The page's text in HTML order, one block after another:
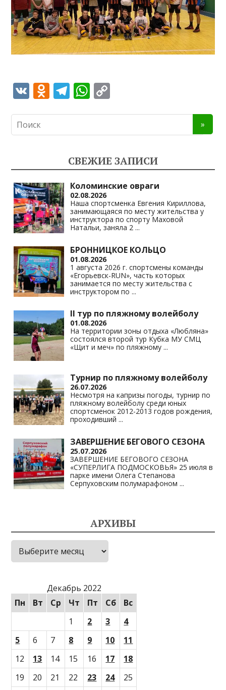
V O
o
as
s
ni
ki
T
gr
a
m
W
s
A
p
p
y
Li
n
k
СВЕЖИЕ ЗАПИСИ
Коломинские овраги
02.08.2026
Наша спортсменка Евгения Кириллова,
занимающаяся по месту жительства у
инструктора по спорту Маховой
Натальи, заняла 2 ...
БРОННИЦКОЕ КОЛЬЦО
01.08.2026
1 августа 2026 г. спортсмены команды
«Егорьевск-RUN», часть которых
занимается по месту жительства с
инструктором по ...
II тур по пляжному волейболу
01.08.2026
На территории зоны отдыха «Любляна»
состоялся второй тур Кубка МУ СМЦ
«Щит и меч» по пляжному ...
Турнир по пляжному волейболу
26.07.2026
Несмотря на капризы погоды, турнир по
пляжному волейболу среди юных
спортсменок 2012-2013 годов рождения,
проходивший ...
ЗАВЕРШЕНИЕ БЕГОВОГО СЕЗОНА
25.07.2026
ЗАВЕРШЕНИЕ БЕГОВОГО СЕЗОНА
«СУПЕРЛИГА ПОДМОСКОВЬЯ» 25 июля в
парке имени Олега Степанова
Серпуховским полумарафоном ...
АРХИВЫ
Архивы
Декабрь 2022
Пн
Вт Ср Чт Пт Сб
Вс
1
2 3
4
5
6 7 8 9 10
11
12
13 14 15 16 17
18
19
20 21 22 23 24 25